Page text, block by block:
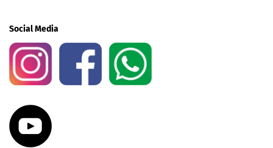
Social Media